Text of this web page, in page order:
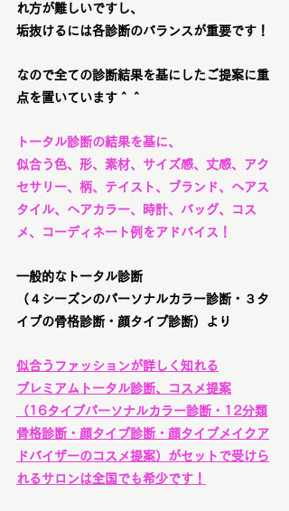
れ方が難しいですし、
垢抜けるには各診断のバランスが重要です！
なので全ての診断結果を基にしたご提案に重
点を置いています＾＾
トータル診断の結果を基に、
似合う色、形、素材、サイズ感、丈感、アク
セサリー、柄、テイスト、ブランド、ヘアス
タイル、ヘアカラー、時計、バッグ、コス
メ、コーディネート例をアドバイス！
一般的なトータル診断
（４シーズンのパーソナルカラー診断・３タ
イプの骨格診断・顔タイプ診断）より
似合うファッションが詳しく知れる
プレミアムトータル診断、コスメ提案
（16タイプパーソナルカラー診断・12分類
骨格診断・顔タイプ診断・顔タイプメイクア
ドバイザーのコスメ提案）がセットで受けら
れるサロンは全国でも希少です！